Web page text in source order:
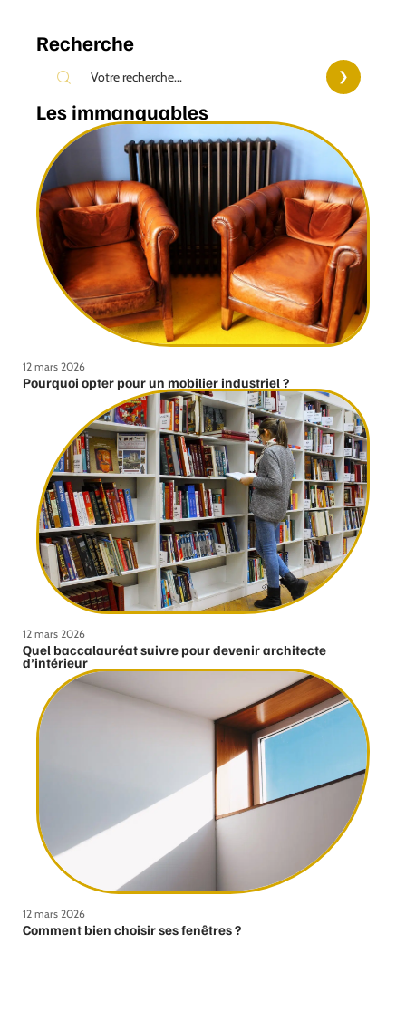
Recherche
Les immanquables
12 mars 2026
Pourquoi opter pour un mobilier industriel ?
12 mars 2026
Quel baccalauréat suivre pour devenir architecte
d’intérieur
12 mars 2026
Comment bien choisir ses fenêtres ?